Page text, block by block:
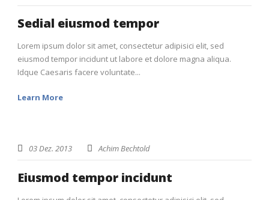
Sedial eiusmod tempor
Lorem ipsum dolor sit amet, consectetur adipisici elit, sed
eiusmod tempor incidunt ut labore et dolore magna aliqua.
Idque Caesaris facere voluntate...
Learn More
03 Dez. 2013 Achim Bechtold
Eiusmod tempor incidunt